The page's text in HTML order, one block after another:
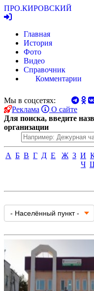
ПРО.КИРОВСКИЙ
Главная
История
Фото
Видео
Справочник
Комментарии
Мы в соцсетях:
Реклама
О сайте
Для поиска, введите
организации
А Б В Г Д Е Ж З И
Ч